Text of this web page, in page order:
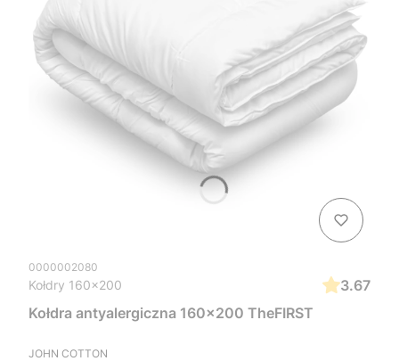
0000002080
Kołdry 160x200
3.67
Kołdra antyalergiczna 160x200 TheFIRST
JOHN COTTON